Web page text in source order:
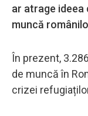
ar atrage ideea
muncă
În prezent,
de muncă în
crizei